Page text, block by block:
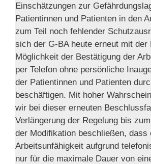
Einschätzungen zur
Patientinnen und Patienten in den
zum Teil noch fehlender
sich der G-BA heute erneut mit der
Möglichkeit der Bestätigung der
per Telefon ohne persönliche
der Patientinnen und Patienten
beschäftigen. Mit hoher
wir bei dieser erneuten
Verlängerung der Regelung bis
der Modifikation beschließen, dass
Arbeitsunfähigkeit aufgrund
nur für die maximale Dauer von